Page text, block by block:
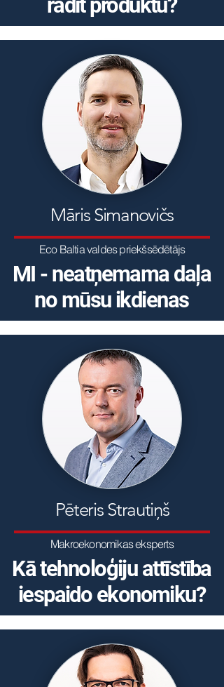
radīt produktu?
Māris Simanovičs
Eco Baltia valdes priekšsēdētājs
MI - neatņemama daļa
no mūsu ikdienas
Pēteris Strautiņš
Makroekonomikas eksperts
Kā tehnoloģiju attīstība
iespaido ekonomiku?